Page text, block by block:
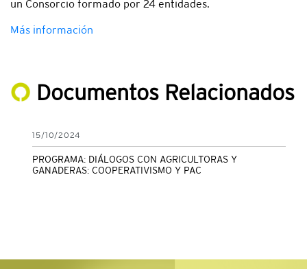
un Consorcio formado por 24 entidades.
Más información
Documentos Relacionados
15/10/2024
PROGRAMA: DIÁLOGOS CON AGRICULTORAS Y
GANADERAS: COOPERATIVISMO Y PAC